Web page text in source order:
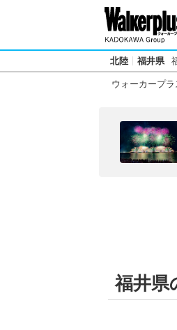
北陸 福井県
ウォーカープラ
福井県